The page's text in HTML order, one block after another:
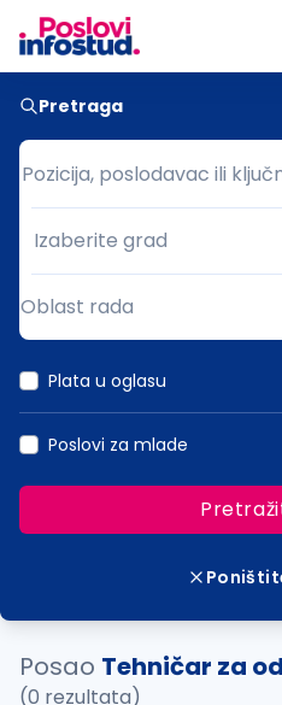
Pretraga
Pozicija, poslodavac ili
Pozicija, poslodavac ili
Grad
Izaberite grad
Oblast rada
Plata u oglasu
Poslovi za mlade
Posao Tehničar za
(0 rezultata)